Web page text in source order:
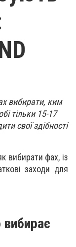
вибирати, ким
тільки 15-17
свої здібності
вибирати фах, із
заходи для